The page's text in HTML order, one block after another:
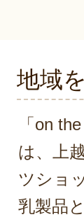
地域
「on
は、上
ツショ
乳製品